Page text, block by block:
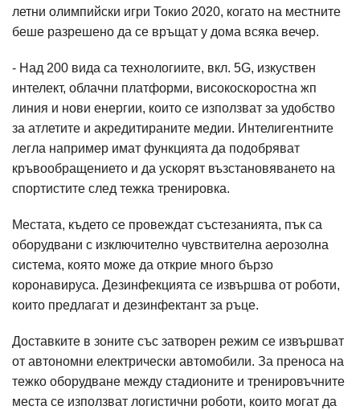
летни олимпийски игри Токио 2020, когато на местните
беше разрешено да се връщат у дома всяка вечер.
- Над 200 вида са технологиите, вкл. 5G, изкуствен
интелект, облачни платформи, високоскоростна жп
линия и нови енергии, които се използват за удобство
за атлетите и акредитираните медии. Интелигентните
легла например имат функцията да подобряват
кръвообращението и да ускорят възстановяването на
спортистите след тежка тренировка.
Местата, където се провеждат състезанията, пък са
оборудвани с изключително чувствителна аерозолна
система, която може да открие много бързо
коронавируса. Дезинфекцията се извършва от роботи,
които предлагат и дезинфектант за ръце.
Доставките в зоните със затворен режим се извършват
от автономни електрически автомобили. За преноса на
тежко оборудване между стадионите и тренировъчните
места се използват логистични роботи, които могат да